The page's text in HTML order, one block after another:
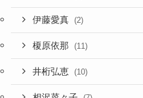
伊藤愛真 (2)
榎原依那 (11)
井桁弘恵 (10)